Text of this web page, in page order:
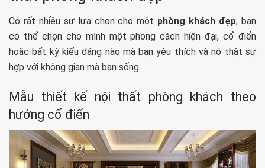
Có rất nhiều sự lựa chọn cho một phòng khách đẹp, bạn
có thể chọn cho mình một phong cách hiện đại, cổ điển
hoặc bất kỳ kiểu dáng nào mà bạn yêu thích và nó thật sự
hợp với không gian mà bạn sống.
Mẫu thiết kế nội thất phòng khách theo
hướng cổ điển